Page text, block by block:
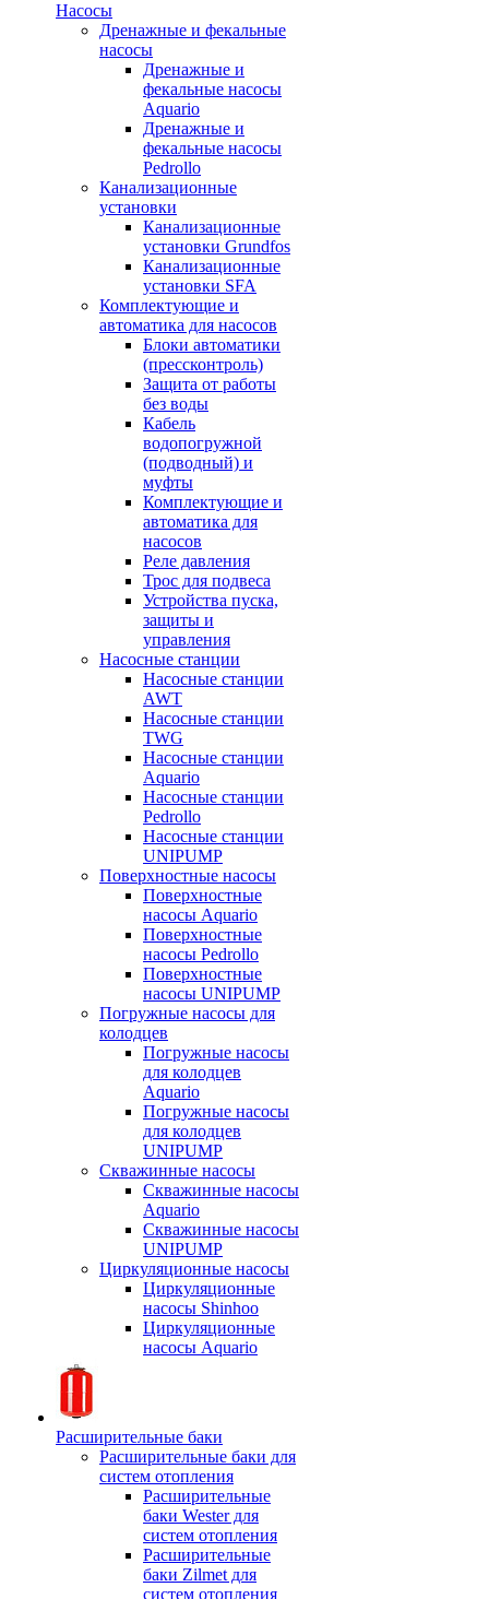
Насосы
Дренажные и фекальные
насосы
Дренажные и
фекальные насосы
Aquario
Дренажные и
фекальные насосы
Pedrollo
Канализационные
установки
Канализационные
установки Grundfos
Канализационные
установки SFA
Комплектующие и
автоматика для насосов
Блоки автоматики
(прессконтроль)
Защита от работы
без воды
Кабель
водопогружной
(подводный) и
муфты
Комплектующие и
автоматика для
насосов
Реле давления
Трос для подвеса
Устройства пуска,
защиты и
управления
Насосные станции
Насосные станции
AWT
Насосные станции
TWG
Насосные станции
Aquario
Насосные станции
Pedrollo
Насосные станции
UNIPUMP
Поверхностные насосы
Поверхностные
насосы Aquario
Поверхностные
насосы Pedrollo
Поверхностные
насосы UNIPUMP
Погружные насосы для
колодцев
Погружные насосы
для колодцев
Aquario
Погружные насосы
для колодцев
UNIPUMP
Скважинные насосы
Скважинные насосы
Aquario
Скважинные насосы
UNIPUMP
Циркуляционные насосы
Циркуляционные
насосы Shinhoo
Циркуляционные
насосы Aquario
Расширительные баки
Расширительные баки для
систем отопления
Расширительные
баки Wester для
систем отопления
Расширительные
баки Zilmet для
систем отопления